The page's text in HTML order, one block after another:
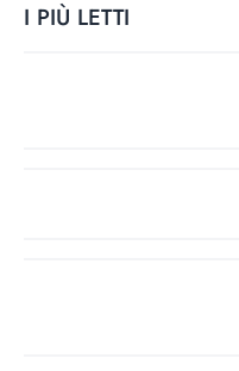
I PIÙ LETTI